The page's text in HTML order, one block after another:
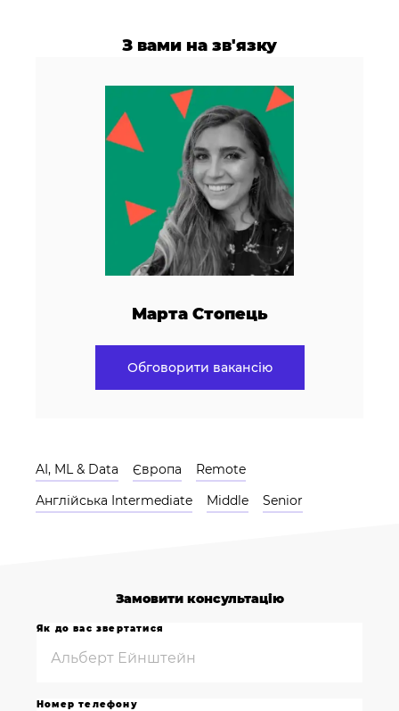
З вами на зв'язку
Марта Стопець
Обговорити вакансію
AI, ML & Data Європа
Remote
Англійська Intermediate
Middle Senior
Замовити консультацію
Як до вас звертатися
Номер телефону